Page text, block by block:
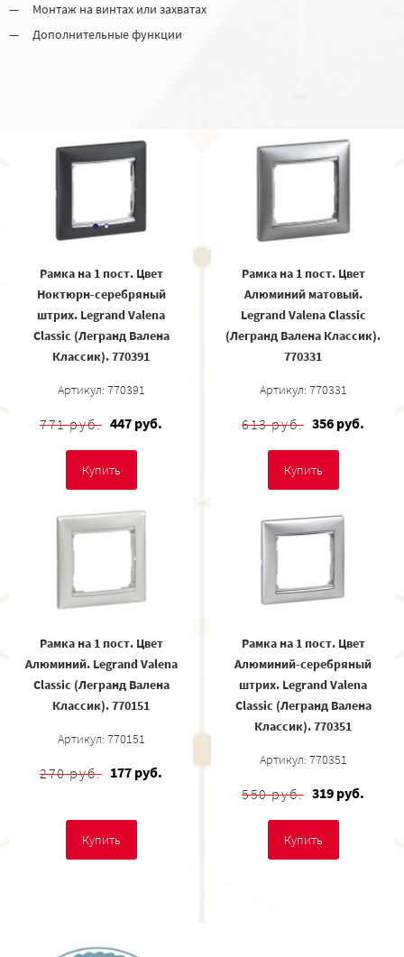
Монтаж на винтах или захватах
Дополнительные функции
Рамка на 1 пост. Цвет
Ноктюрн-серебряный
штрих. Legrand Valena
Classic (Легранд Валена
Классик). 770391
Артикул: 770391
771 руб. 447 руб.
Купить
Рамка на 1 пост. Цвет
Алюминий матовый.
Legrand Valena Classic
(Легранд Валена Классик).
770331
Артикул: 770331
613 руб. 356 руб.
Купить
Рамка на 1 пост. Цвет
Алюминий. Legrand Valena
Classic (Легранд Валена
Классик). 770151
Артикул: 770151
270 руб. 177 руб.
Купить
Рамка на 1 пост. Цвет
Алюминий-серебряный
штрих. Legrand Valena
Classic (Легранд Валена
Классик). 770351
Артикул: 770351
550 руб. 319 руб.
Купить